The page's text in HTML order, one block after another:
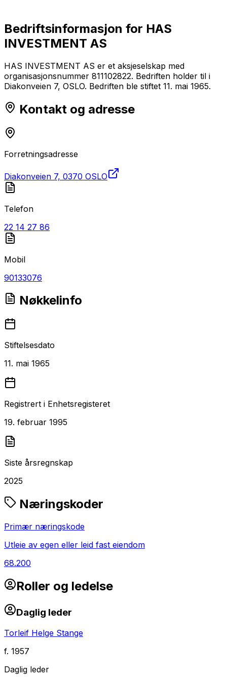
Bedriftsinformasjon for HAS
INVESTMENT AS
HAS INVESTMENT AS er et aksjeselskap med
organisasjonsnummer 811102822. Bedriften holder til i
Diakonveien 7, OSLO. Bedriften ble stiftet 11. mai 1965.
Kontakt og adresse
Forretningsadresse
Diakonveien 7, 0370 OSLO
Telefon
22 14 27 86
Mobil
90133076
Nøkkelinfo
Stiftelsesdato
11. mai 1965
Registrert i Enhetsregisteret
19. februar 1995
Siste årsregnskap
2025
Næringskoder
Primær næringskode
Utleie av egen eller leid fast eiendom
68.200
Roller og ledelse
Daglig leder
Torleif Helge Stange
f. 1957
Daglig leder